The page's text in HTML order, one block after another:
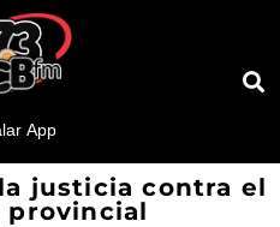
justicia contra el
provincial